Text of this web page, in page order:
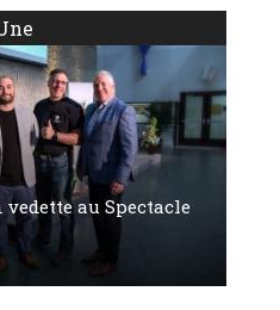
au Spectacle